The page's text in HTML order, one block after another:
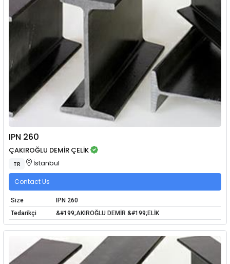
IPN 260
ÇAKIROĞLU DEMİR ÇELİK
TR İstanbul
Contact Us
Size
IPN 260
Tedarikçi
&#199;AKIROĞLU DEMİR &#199;ELİK